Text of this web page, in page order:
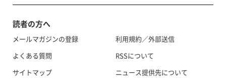
読者の方へ
メールマガジンの登録
よくある質問
サイトマップ
利用規約／外部送信
RSSについて
ニュース提供先について